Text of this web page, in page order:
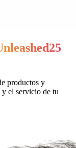
productos y
y el servicio de tu